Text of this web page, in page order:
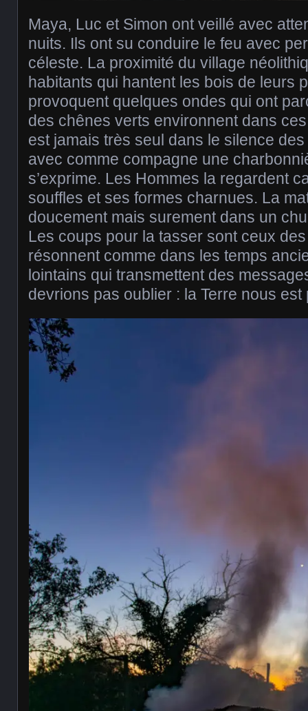
Maya, Luc et Simon ont veillé avec
nuits. Ils ont su conduire le feu avec
céleste. La proximité du village
habitants qui hantent les bois de leurs
provoquent quelques ondes qui ont
des chênes verts environnent dans
est jamais très seul dans le silence
avec comme compagne une
s’exprime. Les Hommes la regardent
souffles et ses formes charnues. La
doucement mais surement dans un
Les coups pour la tasser sont ceux
résonnent comme dans les temps
lointains qui transmettent des
devrions pas oublier : la Terre nous est